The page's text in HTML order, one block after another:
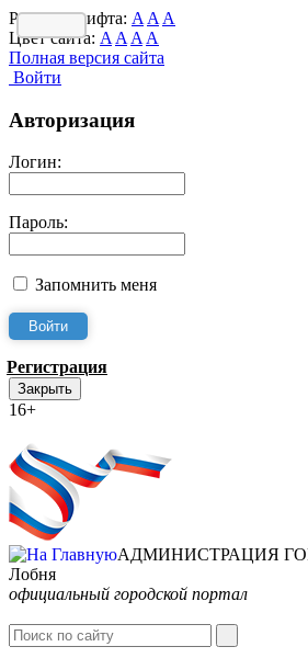
Размер шрифта: A A A
Цвет сайта: A A A A
Полная версия сайта
Войти
Авторизация
Логин:
Пароль:
Запомнить меня
Регистрация
Закрыть
16+
АДМИНИСТРАЦИЯ
Лобня
официальный городской портал